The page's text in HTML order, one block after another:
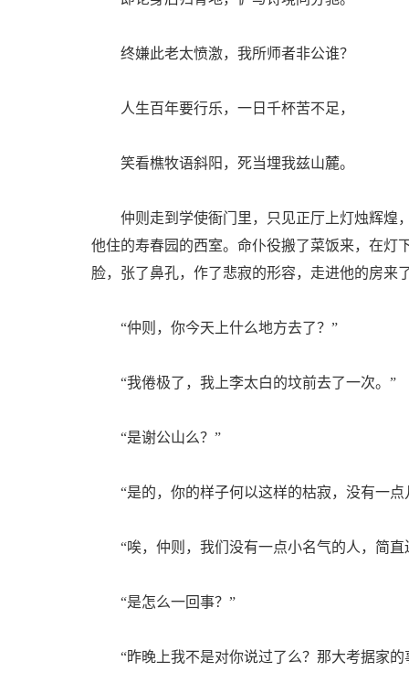
终嫌此老太愤激，我所师者非公谁？
人生百年要行乐，一日千杯苦不足，
笑看樵牧语斜阳，死当埋我兹山麓。
仲则走到学使衙门里，只见正厅上灯烛辉煌
他住的寿春园的西室。命仆役搬了菜饭来，在灯
脸，张了鼻孔，作了悲寂的形容，走进他的房来
“仲则，你今天上什么地方去了？”
“我倦极了，我上李太白的坟前去了一次。”
“是谢公山么？”
“是的，你的样子何以这样的枯寂，没有一点
“唉，仲则，我们没有一点小名气的人，简直
“是怎么一回事？”
“昨晚上我不是对你说过了么？那大考据家的